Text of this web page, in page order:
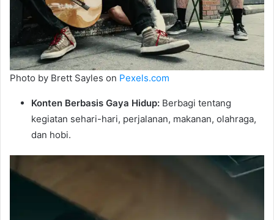
Photo by Brett Sayles on Pexels.com
Konten Berbasis Gaya Hidup: Berbagi tentang
kegiatan sehari-hari, perjalanan, makanan, olahraga,
dan hobi.